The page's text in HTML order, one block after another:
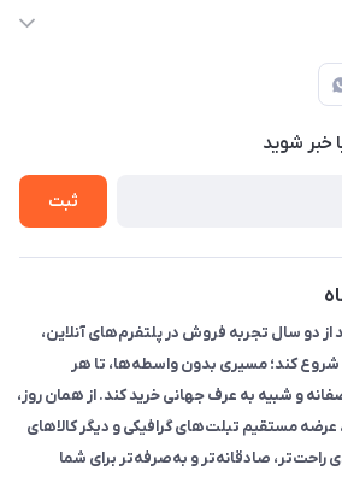
های فروشگاه هماهنگ کنید)
خبر شوید
ثبت
در مهر ۱۴۰۰، بعد از دو سال تجربه فروش در پلتفرم‌های آنلاین،
شروع کند؛ مسیری بدون واسطه‌ها، تا هر
و شبیه به عرف جهانی خرید کند. از همان روز،
مستقیم تبلت‌های گرافیکی و دیگر کالاهای
راحت‌تر، صادقانه‌تر و به‌صرفه‌تر برای شما